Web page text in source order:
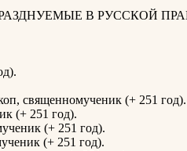
В РУССКОЙ
священномученик (+ 251 год).
(+ 251 год).
(+ 251 год).
(+ 251 год).